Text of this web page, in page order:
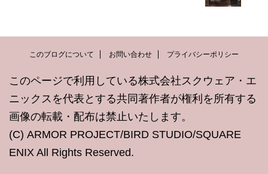
このブログについて お問い合わせ プライバシーポリシー
このページで利用している株式会社スクウェア・エ
ニックスを代表とする共同著作者が権利を所有する
画像の転載・配布は禁止いたします。
(C) ARMOR PROJECT/BIRD STUDIO/SQUARE
ENIX All Rights Reserved.